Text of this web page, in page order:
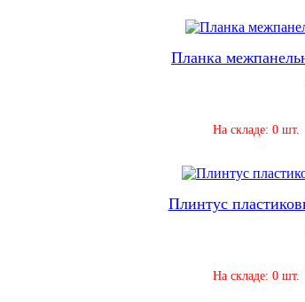
Планка
На складе: 0 шт.
Плинтус
На складе: 0 шт.